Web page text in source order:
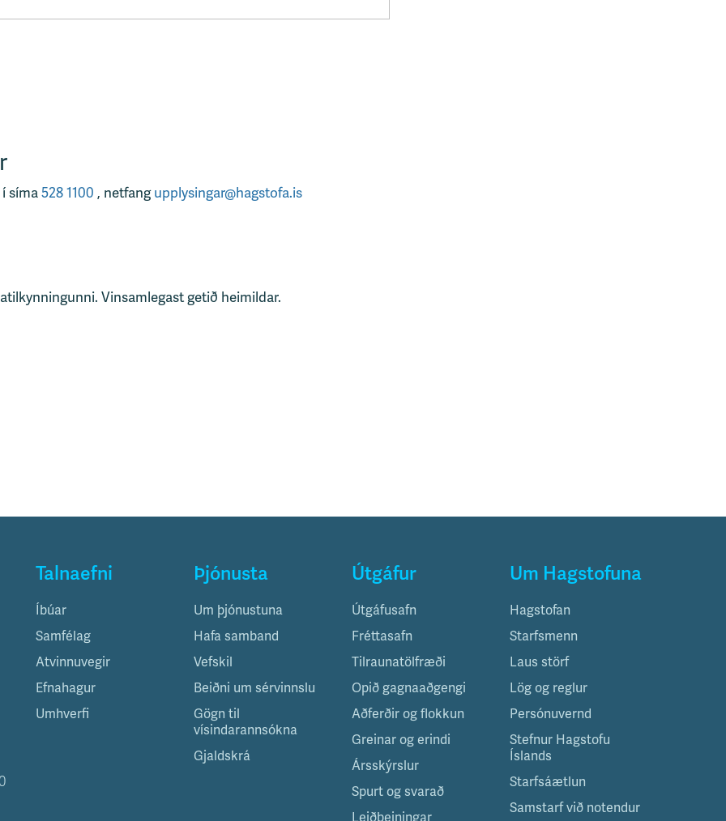
síma528 1100 , netfangupplysingar@hagstofa.is
Vinsamlegast getið heimildar.
Talnaefni
Íbúar
Samfélag
Atvinnuvegir
Efnahagur
Umhverfi
Þjónusta
Um þjónustuna
Hafa samband
Vefskil
Beiðni um sérvinnslu
Gögn til
vísindarannsókna
Gjaldskrá
Útgáfur
Útgáfusafn
Fréttasafn
Tilraunatölfræði
Opið gagnaaðgengi
Aðferðir og flokkun
Greinar og erindi
Ársskýrslur
Spurt og svarað
Leiðbeiningar
Um Hagstofuna
Hagstofan
Starfsmenn
Laus störf
Lög og reglur
Persónuvernd
Stefnur Hagstofu
Íslands
Starfsáætlun
Samstarf við notendur